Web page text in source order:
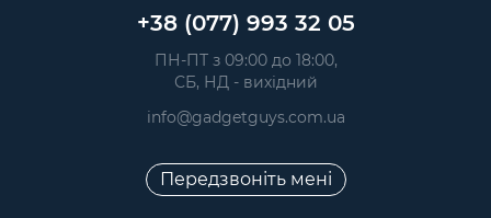
+38 (077) 993 32 05
ПН-ПТ з 09:00 до 18:00,
СБ, НД - вихідний
info@gadgetguys.com.ua
Передзвоніть мені